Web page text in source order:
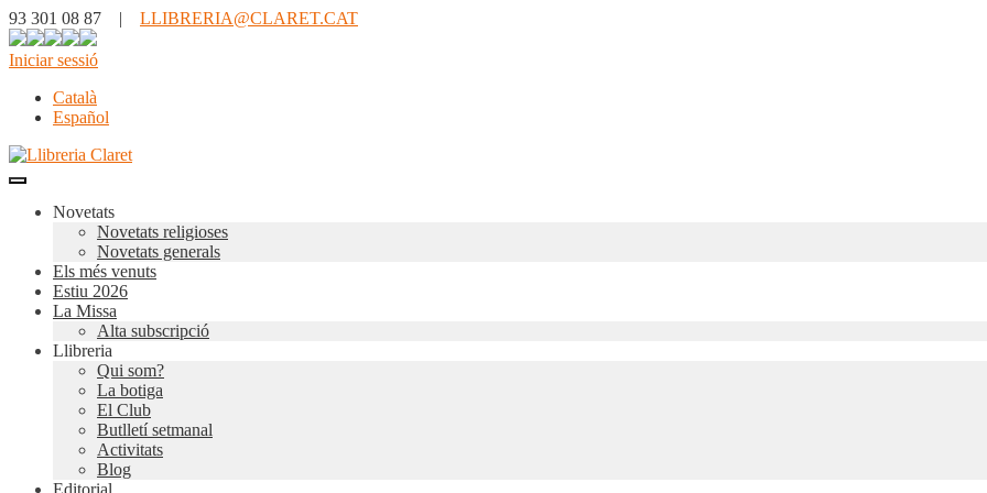
93 301 08 87 | LLIBRERIA@CLARET.CAT
Iniciar sessió
Català
Español
Novetats
Novetats religioses
Novetats generals
Els més venuts
Estiu 2026
La Missa
Alta subscripció
Llibreria
Qui som?
La botiga
El Club
Butlletí setmanal
Activitats
Blog
Editorial